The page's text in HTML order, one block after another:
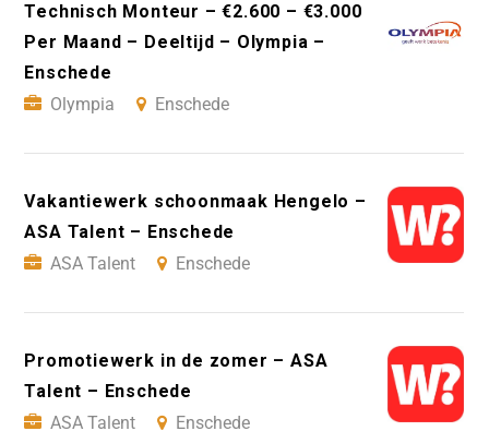
Technisch Monteur – €2.600 – €3.000
Per Maand – Deeltijd – Olympia –
Enschede
Olympia
Enschede
Vakantiewerk schoonmaak Hengelo –
ASA Talent – Enschede
ASA Talent
Enschede
Promotiewerk in de zomer – ASA
Talent – Enschede
ASA Talent
Enschede